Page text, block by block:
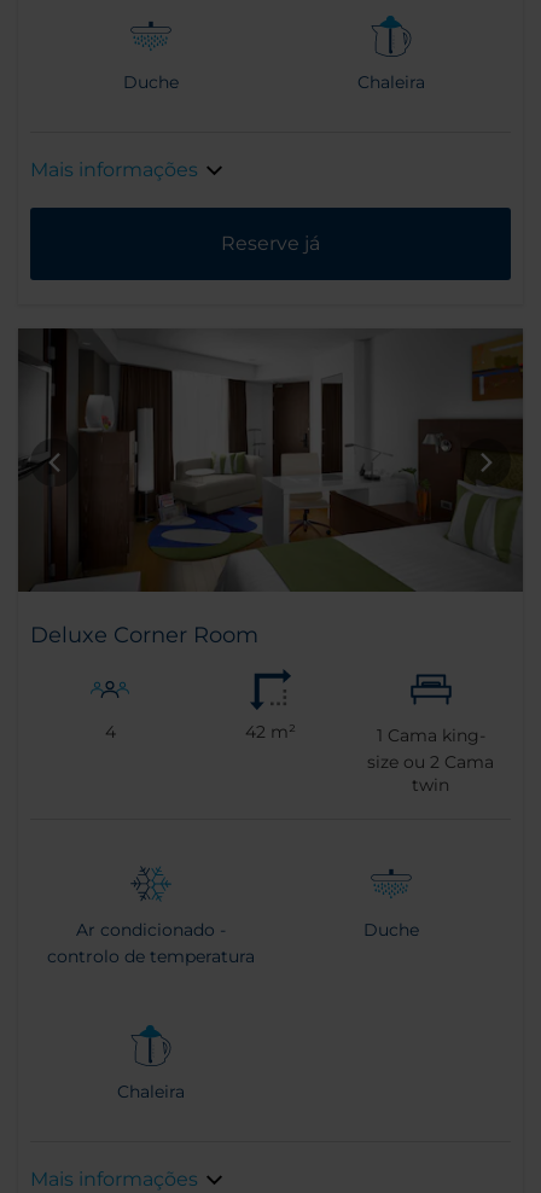
Duche Chaleira
Mais informações
Reserve já
Deluxe Corner Room
4 42 m² 1 Cama king-
size ou2 Cama
twin
Ar condicionado -
controlo de temperatura
Duche
Chaleira
Mais informações